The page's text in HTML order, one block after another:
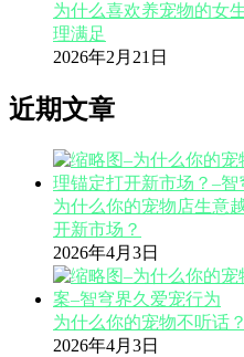
为什么喜欢养宠物的女
理满足
2026年2月21日
近期文章
为什么你的宠物店生意
开新市场？
2026年4月3日
为什么你的宠物不听话
2026年4月3日